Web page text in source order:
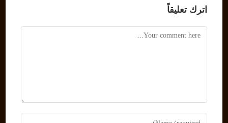
اترك تعليقاً
Comment
Enter